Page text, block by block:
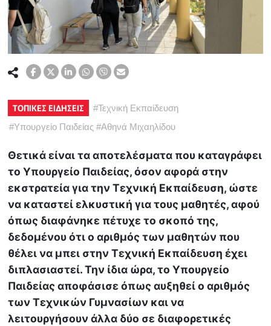
ΤΟΠΙΚΕΣ ΕΙΔΗΣΕΙΣ #Τεχνική Εκπαίδευση
#Υπουργείο Παιδείας #Αθηνά Μιχαηλίδου
Θετικά είναι τα αποτελέσματα που καταγράφει
το Υπουργείο Παιδείας, όσον αφορά στην
εκστρατεία για την Τεχνική Εκπαίδευση, ώστε
να καταστεί ελκυστική για τους μαθητές, αφού
όπως διαφάνηκε πέτυχε το σκοπό της,
δεδομένου ότι ο αριθμός των μαθητών που
θέλει να μπει στην Τεχνική Εκπαίδευση έχει
διπλασιαστεί. Την ίδια ώρα, το Υπουργείο
Παιδείας αποφάσισε όπως αυξηθεί ο αριθμός
των Τεχνικών Γυμνασίων και να
λειτουργήσουν άλλα δύο σε διαφορετικές